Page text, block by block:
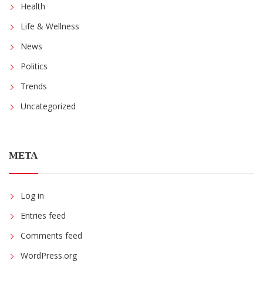
Health
Life & Wellness
News
Politics
Trends
Uncategorized
META
Log in
Entries feed
Comments feed
WordPress.org